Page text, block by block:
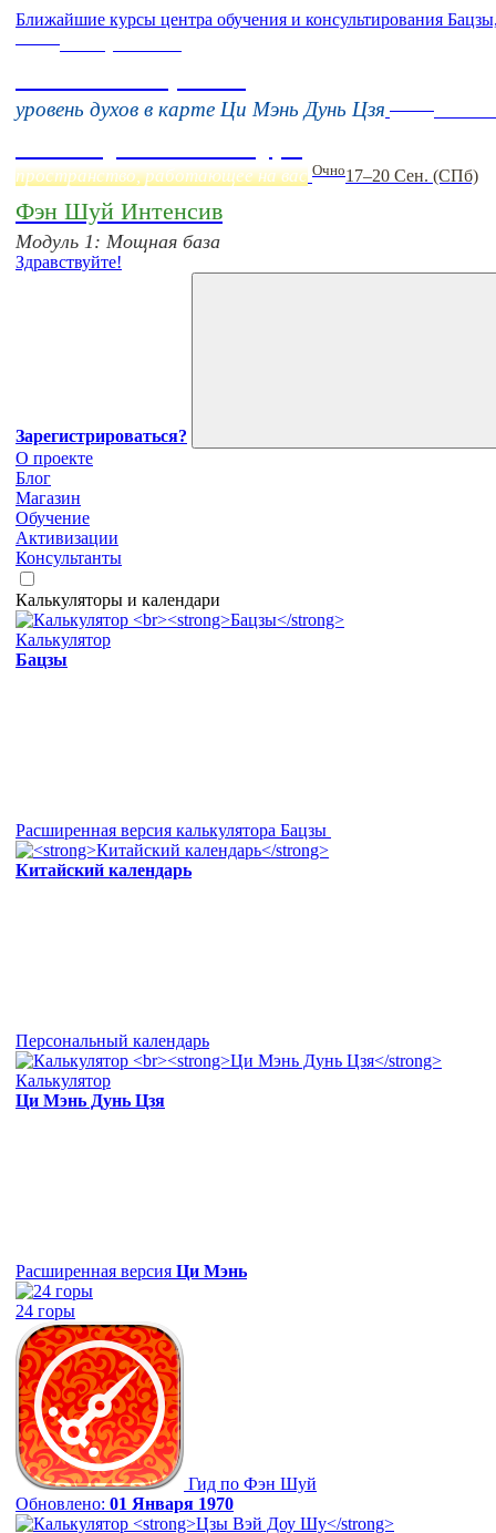
Ближайшие курсы центра обучения и консультирования
уровень духов в карте Ци Мэнь Дунь Цзя
пространство, работающее на вас Очно17–20 Сен. (СПб)
Фэн Шуй Интенсив
Модуль 1: Мощная база
Здравствуйте!
Зарегистрироваться?
О проекте
Блог
Магазин
Обучение
Активизации
Консультанты
Калькуляторы и календари
Калькулятор
Бацзы
Расширенная версия калькулятора Бацзы
Китайский календарь
Персональный календарь
Калькулятор
Ци Мэнь Дунь Цзя
Расширенная версия Ци Мэнь
24 горы
Гид по Фэн Шуй
Обновлено: 01 Января 1970